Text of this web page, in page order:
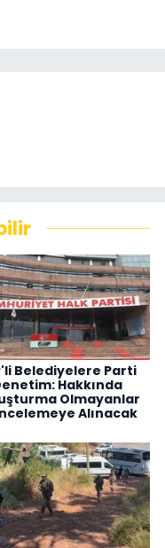
Belediyelere Parti
Hakkında
Olmayanlar
Alınacak